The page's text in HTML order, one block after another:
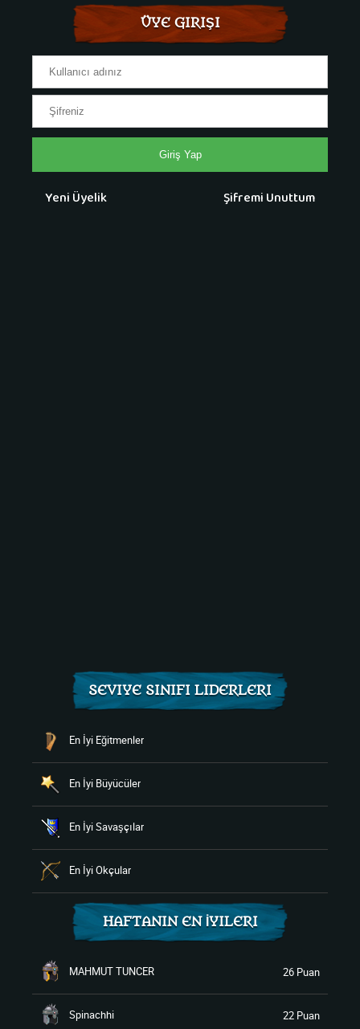
ÜYE GIRIŞI
Giriş Yap
Yeni Üyelik Şifremi Unuttum
SEVIYE SINIFI LIDERLERI
En İyi Eğitmenler
En İyi Büyücüler
En İyi Savaşçılar
En İyi Okçular
HAFTANIN EN İYILERI
MAHMUT TUNCER 26 Puan
Spinachhi 22 Puan